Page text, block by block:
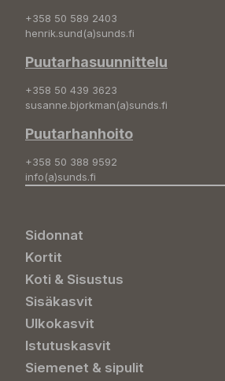
+358 50 589 2403
henrik.sund(a)sunds.fi
Puutarhasuunnittelu
+358 50 439 3623
susanne.bjorkman(a)sunds.fi
Puutarhanhoito
+358 50 388 9592
info(a)sunds.fi
Sidonnat
Kortit
Koti & Sisustus
Sisäkasvit
Ulkokasvit
Istutuskasvit
Siemenet & sipulit